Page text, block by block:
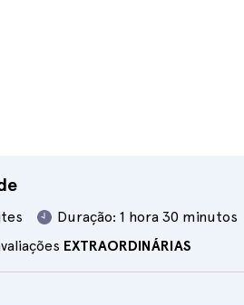
Duração: 1 hora 30 minutos
EXTRAORDINÁRIAS